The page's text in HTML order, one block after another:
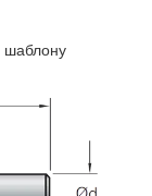
шаблону